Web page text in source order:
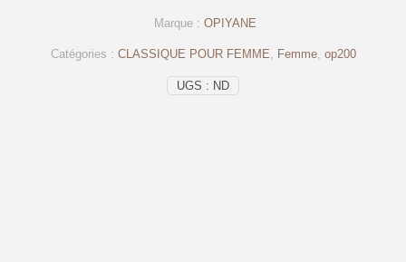
UGS : ND
Catégories : CLASSIQUE POUR FEMME Femme, op200
Marque : OPIYANE